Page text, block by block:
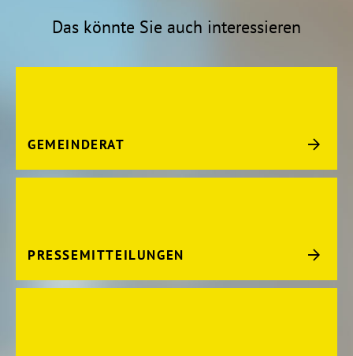
Das könnte Sie auch interessieren
GEMEINDERAT
PRESSEMITTEILUNGEN